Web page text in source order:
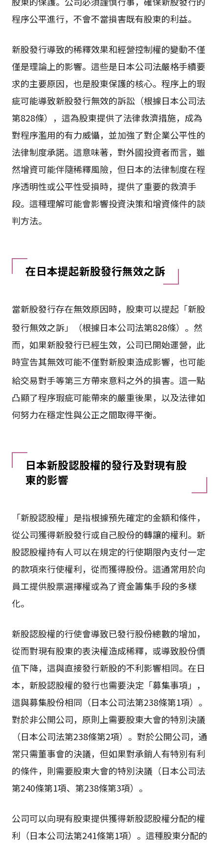
程序公平進行，不會不當損害既有股東的利益。
新股發行導致的稀釋效果和經營控制權的變動不僅
僅是理論上的影響。這些是日本公司法嚴格手續要
求的主要原因，也是股東保護的核心。程序上的瑕
疵可能導致新股發行無效的訴訟（根據日本公司法
第828條），這為股東提供了法律救濟措施，成為
對程序濫用的有力威懾，並加強了對企業公平性的
法律制度承諾。這意味著，對外國投資者而言，雖
然增資可能伴隨稀釋風險，但日本的法律制度在程
序透明性或公平性受損時，提供了重要的救濟手
段。這種理解可能會影響投資決策和增資條件的談
判方法。
在日本提起新股發行無效之訴
當新股發行存在無效原因時，股東可以提起「新股
發行無效之訴」（根據日本公司法第828條） 。然
而，如果新股發行已經生效，公司已開始運營，此
時宣告其無效可能不僅對新股東造成影響，也可能
給交易對手等第三方帶來意料之外的損害。這一點
凸顯了程序瑕疵可能帶來的嚴重後果，以及法律如
何努力在穩定性與公正之間取得平衡。
日本新股認股權的發行及對現有股
東的影響
「新股認股權」是指根據預先確定的金額和條件，
從公司獲得新股發行或自己股份的轉讓的權利。新
股認股權持有人可以在規定的行使期限內支付一定
的款項來行使權利，從而獲得股份。這通常用於向
員工提供股票選擇權或為了資金籌集手段的多樣
化。
新股認股權的行使會導致已發行股份總數的增加，
從而對現有股東的表決權造成稀釋，或導致股份價
值下降，這與直接發行新股的不利影響相同。在日
本，新股認股權的發行也需要決定「募集事項」，
這與募集股份相同（日本公司法第238條第1項）。
對於非公開公司，原則上需要股東大會的特別決議
（日本公司法第238條第2項）。對於公開公司，通
常只需董事會的決議，但如果對承銷人有特別有利
的條件，則需要股東大會的特別決議（日本公司法
第240條第1項、第238條第3項）。
公司可以向現有股東提供獲得新股認股權分配的權
利（日本公司法第241條第1項）。這種股東分配的